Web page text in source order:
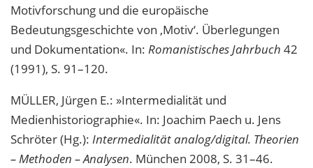
Motivforschung und die europäische
Bedeutungsgeschichte von ‚Motiv‘. Überlegungen
und Dokumentation«. In: Romanistisches Jahrbuch 42
(1991), S. 91–120.
MÜLLER, Jürgen E.: »Intermedialität und
Medienhistoriographie«. In: Joachim Paech u. Jens
Schröter (Hg.): Intermedialität analog/digital. Theorien
– Methoden – Analysen. München 2008, S. 31–46.